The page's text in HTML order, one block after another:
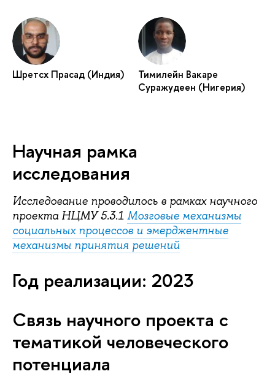
Шретсх Прасад (Индия)
Тимилейн Вакаре
Суражудеен (Нигерия)
Научная рамка
исследования
Исследование проводилось в рамках научного
проекта НЦМУ 5.3.1 Мозговые механизмы
социальных процессов и эмерджентные
механизмы принятия решений
Год реализации: 2023
Связь научного проекта с
тематикой человеческого
потенциала